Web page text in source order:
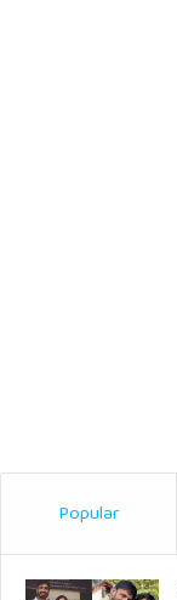
Popular